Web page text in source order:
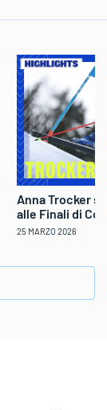
Anna Trocker
alle Finali di
25 MARZO 2026